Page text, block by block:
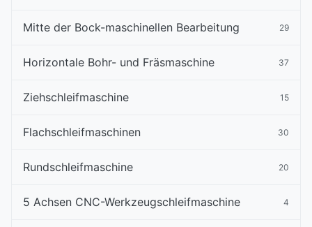
Mitte der Bock-maschinellen Bearbeitung 29
Horizontale Bohr- und Fräsmaschine 37
Ziehschleifmaschine 15
Flachschleifmaschinen 30
Rundschleifmaschine 20
5 Achsen CNC-Werkzeugschleifmaschine 4